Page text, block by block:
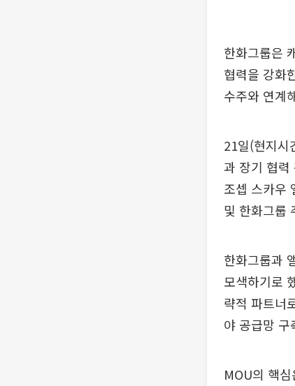
한화그룹은
협력을 강화
수주와 연계
21일(현지시
과 장기 협력
조셉 스카우
및 한화그룹
한화그룹과
모색하기로
략적 파트너
야 공급망
MOU의 핵